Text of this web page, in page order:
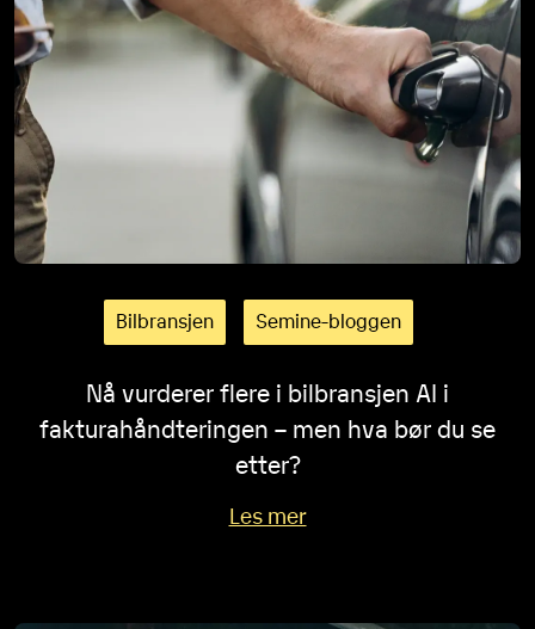
Bilbransjen Semine-bloggen
Nå vurderer flere i bilbransjen AI i
fakturahåndteringen – men hva bør du se
etter?
Les mer